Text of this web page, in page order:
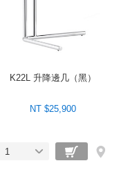
K22L 升降邊几（黑）
NT $25,900
1